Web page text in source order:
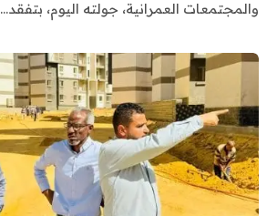
والمجتمعات العمرانية، جولته اليوم، بتفقد…